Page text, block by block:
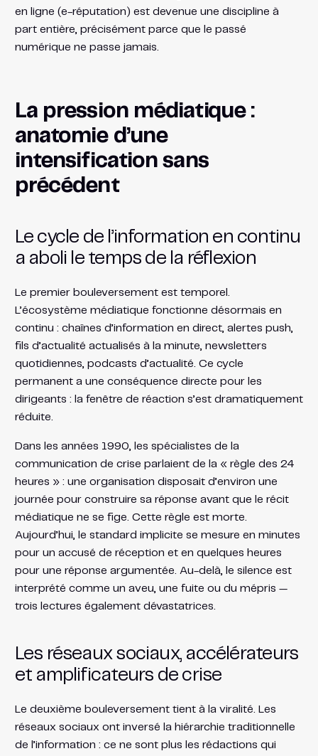
en ligne (e-réputation) est devenue une discipline à
part entière, précisément parce que le passé
numérique ne passe jamais.
La pression médiatique :
anatomie d’une
intensification sans
précédent
Le cycle de l’information en continu
a aboli le temps de la réflexion
Le premier bouleversement est temporel.
L’écosystème médiatique fonctionne désormais en
continu : chaînes d’information en direct, alertes push,
fils d’actualité actualisés à la minute, newsletters
quotidiennes, podcasts d’actualité. Ce cycle
permanent a une conséquence directe pour les
dirigeants : la fenêtre de réaction s’est dramatiquement
réduite.
Dans les années 1990, les spécialistes de la
communication de crise parlaient de la « règle des 24
heures » : une organisation disposait d’environ une
journée pour construire sa réponse avant que le récit
médiatique ne se fige. Cette règle est morte.
Aujourd’hui, le standard implicite se mesure en minutes
pour un accusé de réception et en quelques heures
pour une réponse argumentée. Au-delà, le silence est
interprété comme un aveu, une fuite ou du mépris —
trois lectures également dévastatrices.
Les réseaux sociaux, accélérateurs
et amplificateurs de crise
Le deuxième bouleversement tient à la viralité. Les
réseaux sociaux ont inversé la hiérarchie traditionnelle
de l’information : ce ne sont plus les rédactions qui